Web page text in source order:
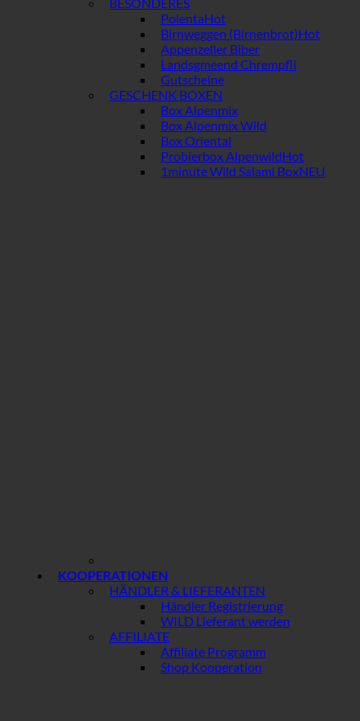
Polenta
Birnweggen (Birnenbrot)
Appenzeller Biber
Landsgmeend Chrempfli
Gutscheine
GESCHENK BOXEN
Box Alpenmix
Box Alpenmix Wild
Box Oriental
Probierbox Alpenwild
1minute Wild Salami Box
KOOPERATIONEN
HÄNDLER & LIEFERANTEN
Händler Registrierung
WILD Lieferant werden
AFFILIATE
Affiliate Programm
Shop Kooperation